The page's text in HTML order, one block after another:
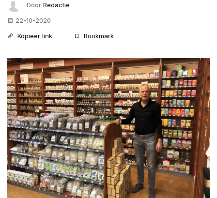
Door Redactie
22-10-2020
Kopieer link
Bookmark